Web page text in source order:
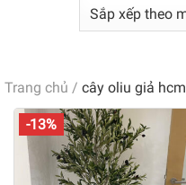
Trang chủ / cây oliu giả hcm
-13%